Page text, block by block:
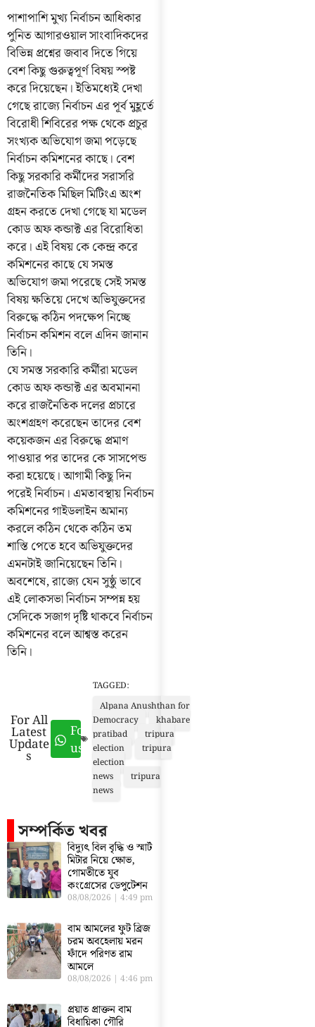
পাশাপাশি মুখ্য নির্বাচন আধিকার
পুনিত আগারওয়াল সাংবাদিকদের
বিভিন্ন প্রশ্নের জবাব দিতে গিয়ে
বেশ কিছু গুরুত্বপূর্ণ বিষয় স্পষ্ট
করে দিয়েছেন। ইতিমধ্যেই দেখা
গেছে রাজ্যে নির্বাচন এর পূর্ব মুহূর্তে
বিরোধী শিবিরের পক্ষ থেকে প্রচুর
সংখ্যক অভিযোগ জমা পড়েছে
নির্বাচন কমিশনের কাছে। বেশ
কিছু সরকারি কর্মীদের সরাসরি
রাজনৈতিক মিছিল মিটিংএ অংশ
গ্রহন করতে দেখা গেছে যা মডেল
কোড অফ কন্ডাক্ট এর বিরোধিতা
করে। এই বিষয় কে কেন্দ্র করে
কমিশনের কাছে যে সমস্ত
অভিযোগ জমা পরেছে সেই সমস্ত
বিষয় ক্ষতিয়ে দেখে অভিযুক্তদের
বিরুদ্ধে কঠিন পদক্ষেপ নিচ্ছে
নির্বাচন কমিশন বলে এদিন জানান
তিনি।
যে সমস্ত সরকারি কর্মীরা মডেল
কোড অফ কন্ডাক্ট এর অবমাননা
করে রাজনৈতিক দলের প্রচারে
অংশগ্রহণ করেছেন তাদের বেশ
কয়েকজন এর বিরুদ্ধে প্রমাণ
পাওয়ার পর তাদের কে সাসপেন্ড
করা হয়েছে। আগামী কিছু দিন
পরেই নির্বাচন। এমতাবস্থায় নির্বাচন
কমিশনের গাইডলাইন অমান্য
করলে কঠিন থেকে কঠিন তম
শাস্তি পেতে হবে অভিযুক্তদের
এমনটাই জানিয়েছেন তিনি।
অবশেষে, রাজ্যে যেন সুষ্ঠু ভাবে
এই লোকসভা নির্বাচন সম্পন্ন হয়
সেদিকে সজাগ দৃষ্টি থাকবে নির্বাচন
কমিশনের বলে আশ্বস্ত করেন
তিনি।
For All
Latest
Update
s
Follow
us
TAGGED:
Alpana Anushthan for
Democracy
khabare
pratibad
tripura
election
tripura
election
news
tripura
news
সম্পর্কিত খবর
বিদ্যুৎ বিল বৃদ্ধি ও স্মার্ট
মিটার নিয়ে ক্ষোভ,
গোমতীতে যুব
কংগ্রেসের ডেপুটেশন
08/08/2026 4:49 pm
বাম আমলের ফুট ব্রিজ
চরম অবহেলায় মরন
ফাঁদে পরিণত রাম
আমলে
08/08/2026 4:46 pm
প্রয়াত প্রাক্তন বাম
বিধায়িকা গৌরি